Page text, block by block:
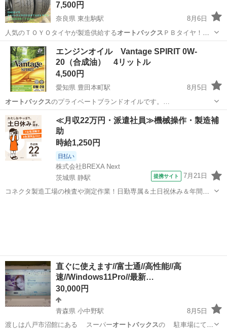
7,500円
奈良県 東生駒駅
8月6日
人気のＴＯＹＯタイヤが製造供給するオートバックス ＰＢタイヤ！！
ミニバン専用 低…
奈良 生駒市
エンジンオイル Vantage SPIRIT 0W-
20（合成油） 4リットル
4,500円
愛知県 豊田本町駅
8月5日
オートバックスのプライベートブランドオイルです。…
愛知 名古屋市 豊田本町駅 メンテナンス用品
≪月収22万円・派遣社員≫機械操作・製造補
助
時給1,250円
日払い
株式会社BREXA Next
茨城県 静駅
提携サイト 7月21日
コネクタ製造工場の検査や測定作業！日勤専属＆土日祝休み＆年間休
直ぐに使えます//富士通//高性能//高
速//Windows11Pro//最新…
30,000円
青森県 小中野駅
8月5日
渡しは八戸市沼館にある スーパーオートバックスの 駐車場にてお